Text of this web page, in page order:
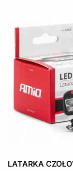
LATARKA